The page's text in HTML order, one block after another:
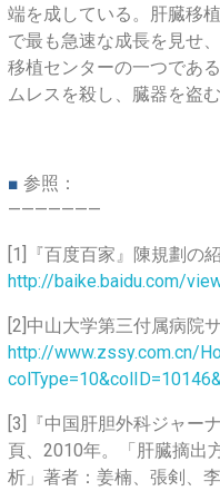
端を成している。肝臓移
で最も急速な成長を見せ
移植センターの一つであ
ムレスを殺し、臓器を盗
■ 参照：
———————
[1]『百度百家』陳規劃の
http://baike.baidu.com/
[2]中山大学第三付属病院
http://www.zssy.com.cn/
[3]『中国肝胆外科ジャー
頁、2010年。「肝臓摘出
析」著者：姜楠、張剣、